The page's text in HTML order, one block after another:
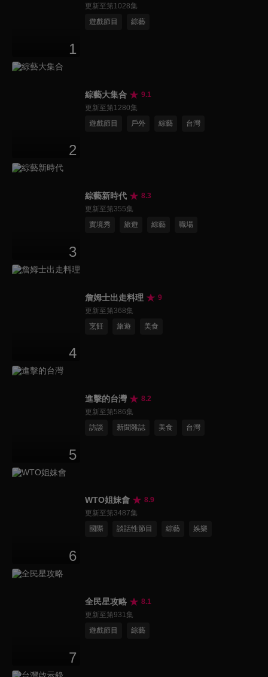
1
更新至第1028集
遊戲節目
綜藝
2
綜藝大集合
9.1
更新至第1280集
遊戲節目
戶外 綜藝 台灣
3
綜藝新時代
8.3
更新至第355集
實境秀
旅遊 綜藝 職場
4
詹姆士出走料理
9
更新至第368集
烹飪
旅遊 美食
5
進擊的台灣
8.2
更新至第586集
訪談
新聞雜誌 美食 台灣
6
WTO姐妹會
8.9
更新至第3487集
國際
談話性節目 綜藝 娛樂
7
全民星攻略
8.1
更新至第931集
遊戲節目
綜藝